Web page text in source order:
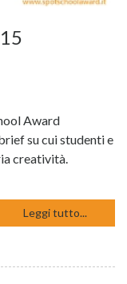
Award
su cui studenti e
creatività.
Leggi tutto...